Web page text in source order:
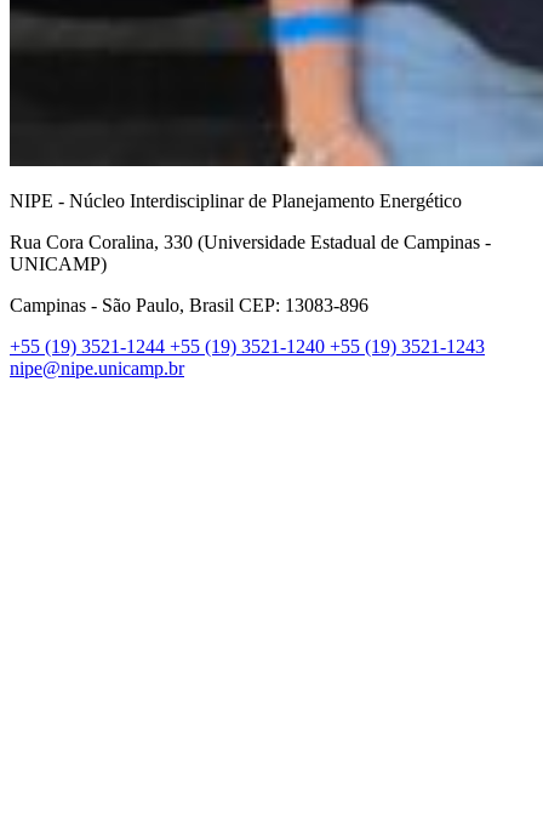
NIPE - Núcleo Interdisciplinar de Planejamento Energético
Rua Cora Coralina, 330 (Universidade Estadual de Campinas -
UNICAMP)
Campinas - São Paulo, Brasil CEP: 13083-896
+55 (19) 3521-1244 +55 (19) 3521-1240 +55 (19) 3521-1243
nipe@nipe.unicamp.br